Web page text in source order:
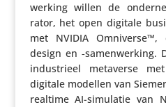
wer­king willen de
rator, het open digitale
met NVIDIA
design en ‑samen­wer­king.
indu­strieel metaverse
digitale modellen van
realtime AI-simulatie van